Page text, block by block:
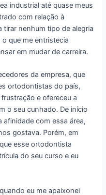
industrial até quase meus
com relação à
nenhum tipo de alegria
que me entristecia
em mudar de carreira.
da empresa, que
ortodontistas do país,
e ofereceu a
o seu cunhado. De início
afinidade com essa área,
gostava. Porém, em
esse ortodontista
do seu curso e eu
eu me apaixonei